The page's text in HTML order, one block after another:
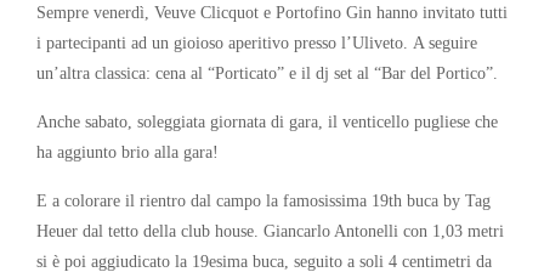
Sempre venerdì, Veuve Clicquot e Portofino Gin hanno invitato tutti
i partecipanti ad un gioioso aperitivo presso l’Uliveto. A seguire
un’altra classica: cena al “Porticato” e il dj set al “Bar del Portico”.
Anche sabato, soleggiata giornata di gara, il venticello pugliese che
ha aggiunto brio alla gara!
E a colorare il rientro dal campo la famosissima 19th buca by Tag
Heuer dal tetto della club house. Giancarlo Antonelli con 1,03 metri
si è poi aggiudicato la 19esima buca, seguito a soli 4 centimetri da